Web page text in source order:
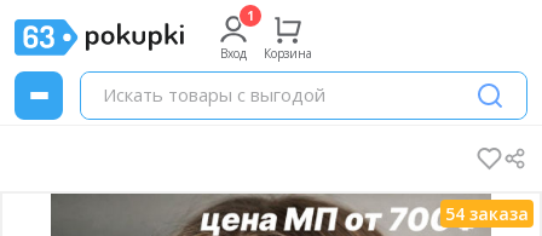
Вход Корзина